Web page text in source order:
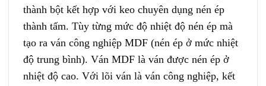
thành bột kết hợp với keo chuyên dụng nén ép
thành tấm. Tùy từng mức độ nhiệt độ nén ép mà
tạo ra ván công nghiệp MDF (nén ép ở mức nhiệt
độ trung bình). Ván MDF là ván được nén ép ở
nhiệt độ cao. Với lõi ván là ván công nghiệp, kết